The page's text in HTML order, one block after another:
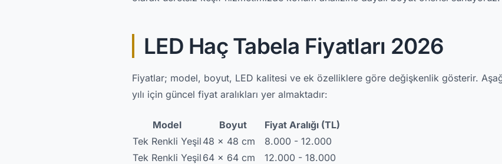
LED Haç Tabela Fiyatları 2026
Fiyatlar; model, boyut, LED kalitesi ve ek özelliklere göre değişkenlik gösterir.
yılı için güncel fiyat aralıkları yer almaktadır:
Model Boyut
Fiyat Aralığı (TL)
Tek Renkli Yeşil 48 x 48 cm
8.000 - 12.000
Tek Renkli Yeşil 64 x 64 cm
12.000 - 18.000